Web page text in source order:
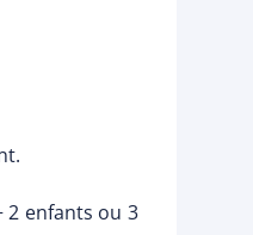
2 enfants ou 3